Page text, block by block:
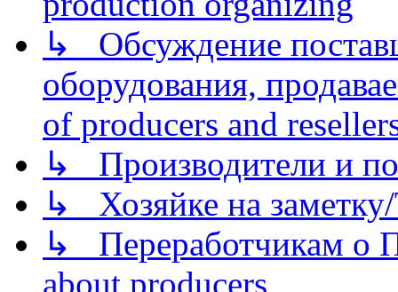
↳ Обсуждение
оборудования,
of producers and
↳ Производители и
↳ Хозяйке на
↳ Переработчикам о
about producers